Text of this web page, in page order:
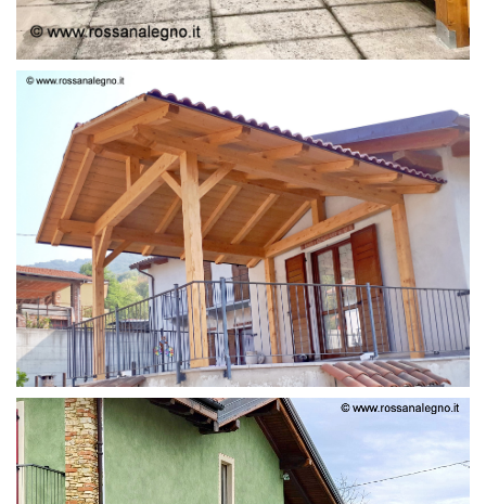
STRUTTURA LAMELLARE PRETAGLIATO